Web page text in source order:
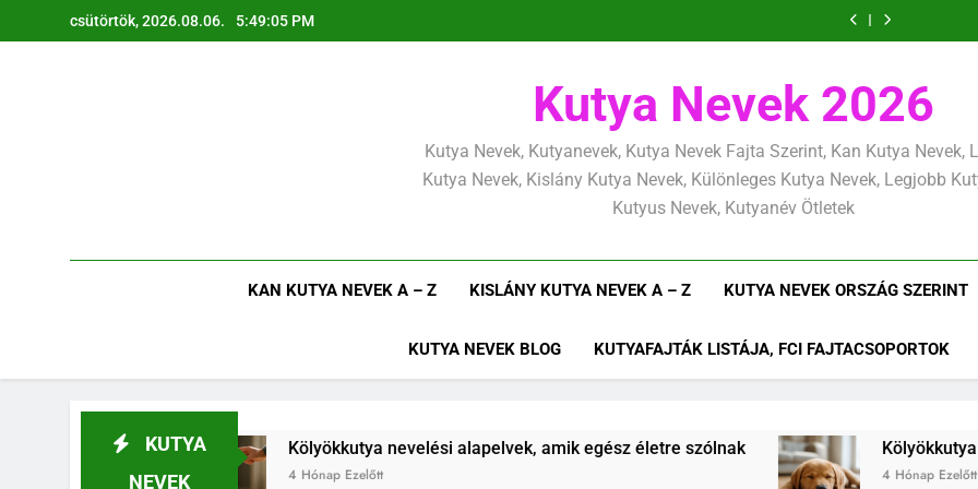
a
csütörtök, 2026.08.06. 5:49:07 PM
következetesen
szeretettel, de
amit már az
határok:
Kutya Nevek 2026
Kutya Nevek, Kutyanevek, Kutya Nevek Fajta Szerint, Kan Kutya Nevek,
Kutya Nevek, Kislány Kutya Nevek, Különleges Kutya Nevek, Legjobb
Kutyus Nevek, Kutyanév Ötletek
KAN KUTYA NEVEK A – Z KISLÁNY KUTYA NEVEK A – Z KUTYA NEVEK ORSZÁG SZERINT
KUTYA NEVEK BLOG KUTYAFAJTÁK LISTÁJA, FCI FAJTACSOPORTOK
KUTYA
NEVEK
Kölyökkutya nevelési alapelvek, amik egész életre szólnak
4 Hónap Ezelőtt
Kölyökkutya lefárasztása:
4 Hónap Ezelőtt